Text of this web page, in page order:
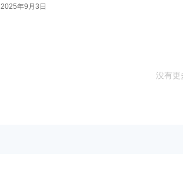
2025年9月3日
没有更